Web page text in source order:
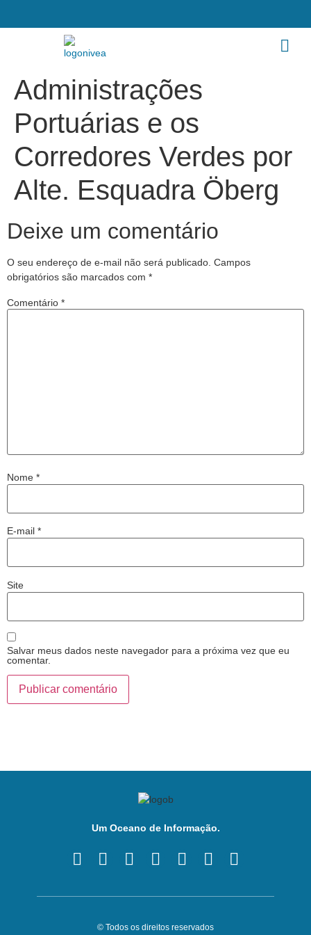
Administrações
Portuárias e os
Corredores Verdes por
Alte. Esquadra Öberg
Deixe um comentário
O seu endereço de e-mail não será publicado. Campos
obrigatórios são marcados com *
Comentário *
Nome *
E-mail *
Site
Salvar meus dados neste navegador para a próxima vez que eu
comentar.
Um Oceano de Informação.
© Todos os direitos reservados